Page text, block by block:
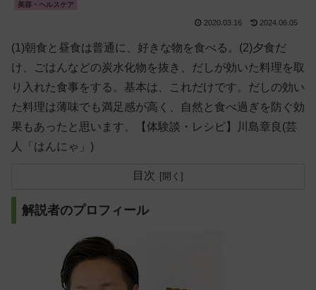
美容・ヘルスケア
2020.03.16 2024.06.05
(1)朝食と昼食は普通に、好きな物を食べる。(2)夕食だ
け、ごはんなどの炭水化物を抜き、だしが効いた料理を取
り入れた食事をする。基本は、これだけです。だしの効い
た料理は薄味でも満足感が高く、自然と食べ過ぎを防ぐ効
果もあったと思います。【体験談・レシピ】川島章良(芸
人「はんにゃ」)
目次
解説者のプロフィール